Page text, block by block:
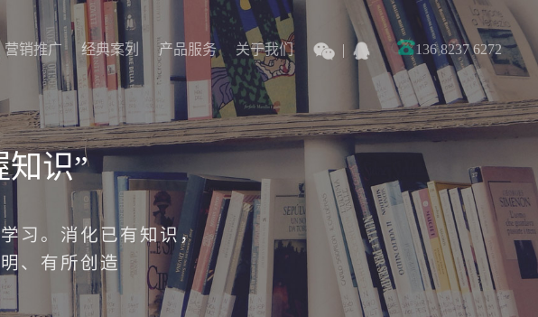
136 8237 6272
关于我们
关于我们
产品服务
产品服务
经典案列
经典案列
营销推广
营销推广
知识”
习。消化已有知识，
、有所创造